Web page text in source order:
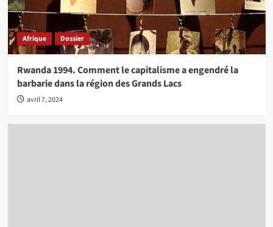
Afrique Dossier
Rwanda 1994. Comment le capitalisme a engendré la
barbarie dans la région des Grands Lacs
avril 7, 2024